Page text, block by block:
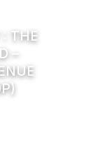
THE
–